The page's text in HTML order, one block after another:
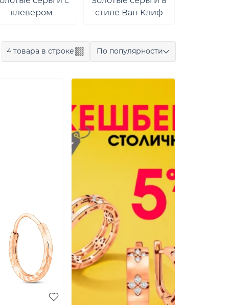
клевером
стиле Ван Клиф
4 товара в строке По популярности